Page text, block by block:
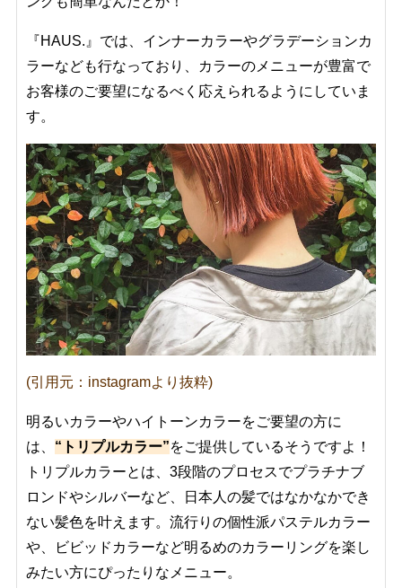
『HAUS.』では、インナーカラーやグラデーションカ
ラーなども行なっており、カラーのメニューが豊富で
お客様のご要望になるべく応えられるようにしていま
す。
(引用元：instagramより抜粋)
明るいカラーやハイトーンカラーをご要望の方に
は、 “トリプルカラー”をご提供しているそうですよ！
トリプルカラーとは、3段階のプロセスでプラチナブ
ロンドやシルバーなど、日本人の髪ではなかなかでき
ない髪色を叶えます。流行りの個性派パステルカラー
や、ビビッドカラーなど明るめのカラーリングを楽し
みたい方にぴったりなメニュー。